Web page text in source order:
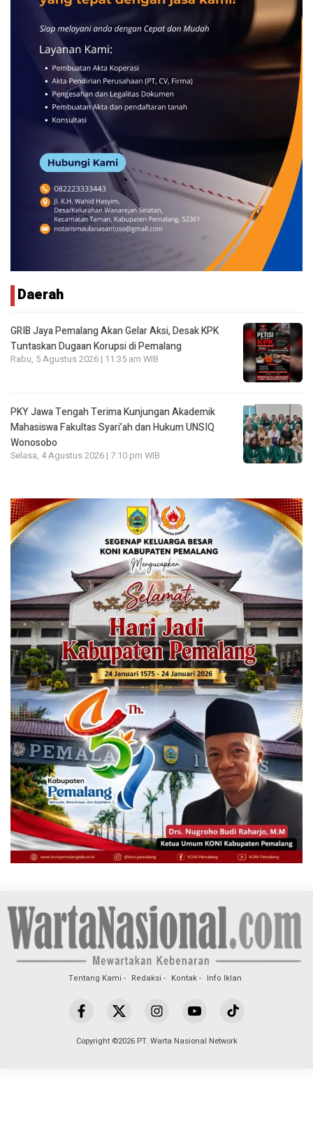
Daerah
GRIB Jaya Pemalang Akan Gelar Aksi, Desak KPK
Tuntaskan Dugaan Korupsi di Pemalang
Rabu, 5 Agustus 2026 | 11:35 am WIB
PKY Jawa Tengah Terima Kunjungan Akademik
Mahasiswa Fakultas Syari’ah dan Hukum UNSIQ
Wonosobo
Selasa, 4 Agustus 2026 | 7:10 pm WIB
Tentang Kami Redaksi Kontak Info Iklan
Copyright ©2026 PT. Warta Nasional Network